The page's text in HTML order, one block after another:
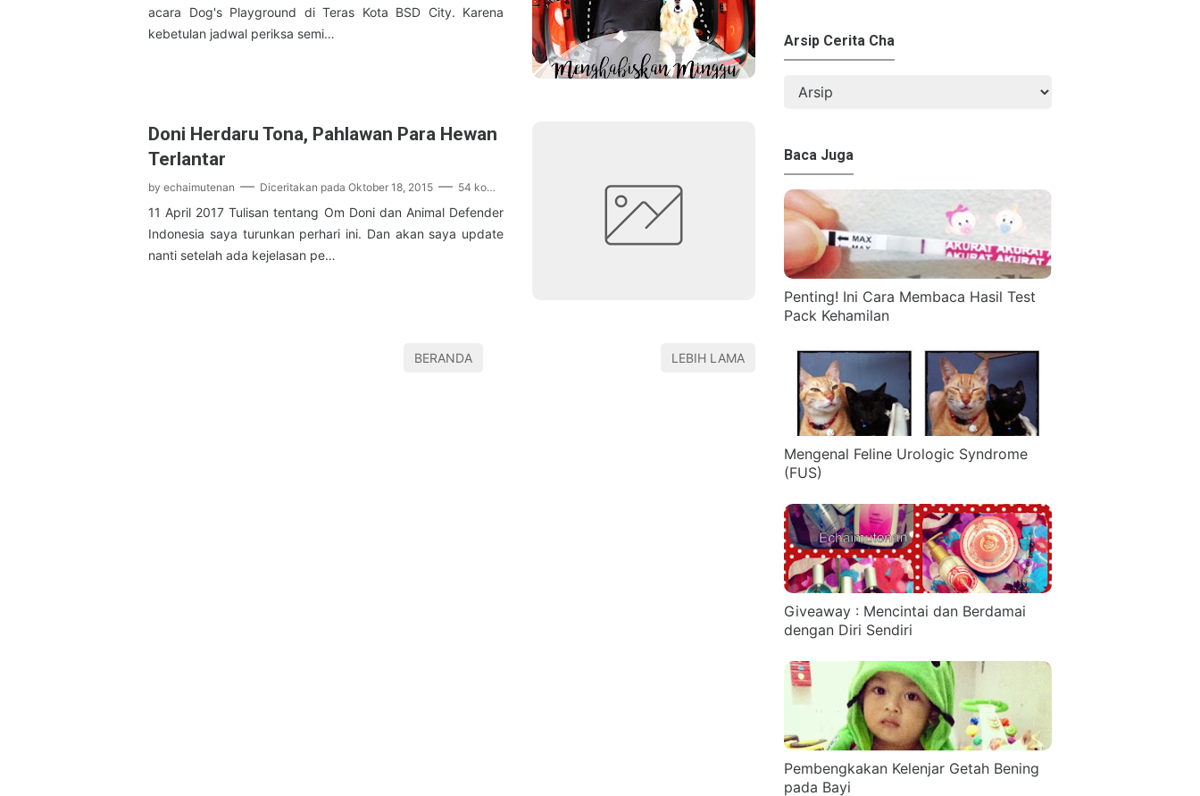
acara Dog's Playground di Teras Kota BSD City. Karena
kebetulan jadwal periksa semi…
Doni Herdaru Tona, Pahlawan Para Hewan
Terlantar
by echaimutenan Diceritakan pada Oktober 18, 2015 54 komentar
11 April 2017 Tulisan tentang Om Doni dan Animal Defender
Indonesia saya turunkan perhari ini. Dan akan saya update
nanti setelah ada kejelasan pe…
BERANDA LEBIH LAMA
Arsip Cerita Cha
Baca Juga
Penting! Ini Cara Membaca Hasil Test
Pack Kehamilan
Mengenal Feline Urologic Syndrome
(FUS)
Giveaway : Mencintai dan Berdamai
dengan Diri Sendiri
Pembengkakan Kelenjar Getah Bening
pada Bayi